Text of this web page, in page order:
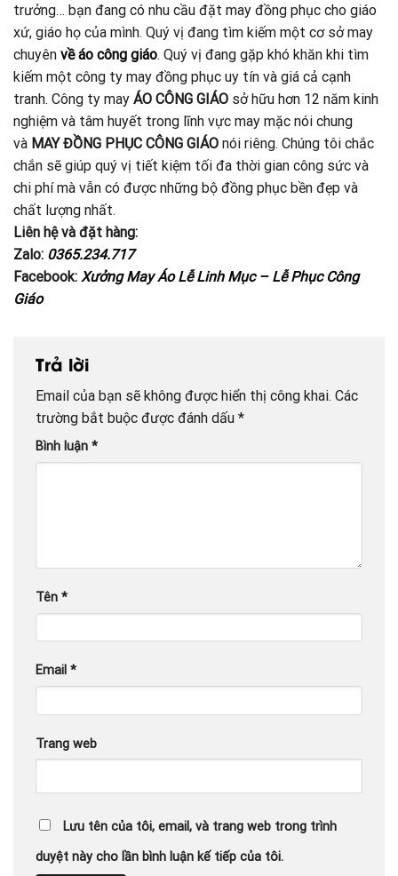
trưởng… bạn đang có nhu cầu đặt may đồng phục cho giáo
xứ, giáo họ của mình. Quý vị đang tìm kiếm một cơ sở may
chuyên về áo công giáo. Quý vị đang gặp khó khăn khi tìm
kiếm một công ty may đồng phục uy tín và giá cả cạnh
tranh. Công ty may ÁO CÔNG GIÁO sở hữu hơn 12 năm kinh
nghiệm và tâm huyết trong lĩnh vực may mặc nói chung
và MAY ĐỒNG PHỤC CÔNG GIÁO nói riêng. Chúng tôi chắc
chắn sẽ giúp quý vị tiết kiệm tối đa thời gian công sức và
chi phí mà vẫn có được những bộ đồng phục bền đẹp và
chất lượng nhất.
Liên hệ và đặt hàng:
Zalo: 0365.234.717
Facebook: Xưởng May Áo Lễ Linh Mục – Lễ Phục Công
Giáo
Trả lời
Email của bạn sẽ không được hiển thị công khai. Các
trường bắt buộc được đánh dấu *
Bình luận *
Tên *
Email *
Trang web
Lưu tên của tôi, email, và trang web trong trình
duyệt này cho lần bình luận kế tiếp của tôi.